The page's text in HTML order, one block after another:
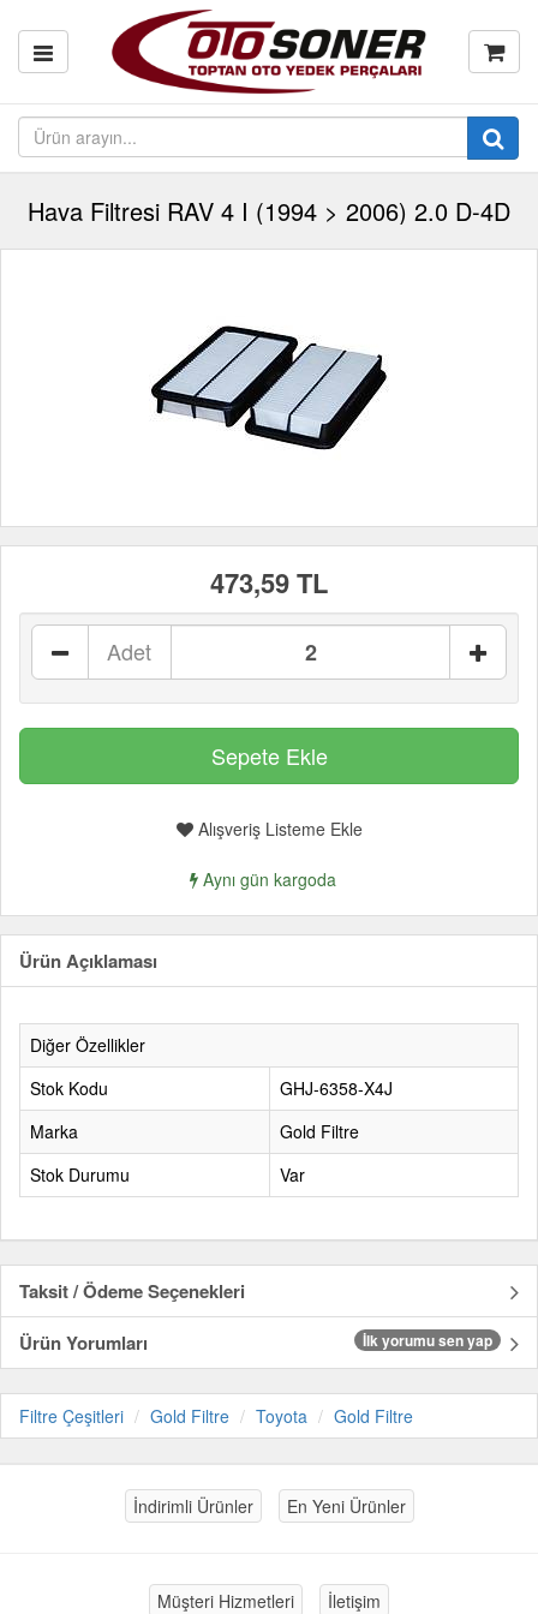
Hava Filtresi RAV 4 I (1994 > 2006) 2.0 D-4D
473,59 TL
Adet
Alışveriş Listeme Ekle
Aynı gün kargoda
Ürün Açıklaması
Diğer Özellikler
Stok Kodu
GHJ-6358-X4J
Marka
Gold Filtre
Stok Durumu
Var
Taksit / Ödeme Seçenekleri
Ürün Yorumları
İlk yorumu sen yap
Filtre Çeşitleri Gold Filtre Toyota Gold Filtre
İndirimli Ürünler En Yeni Ürünler
Müşteri Hizmetleri İletişim